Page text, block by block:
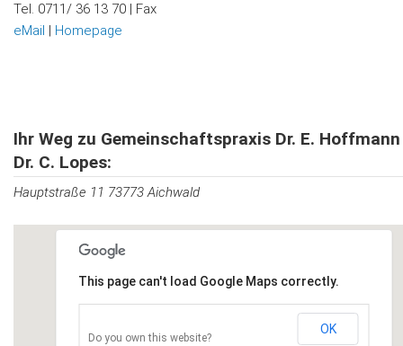
Tel. 0711/ 36 13 70 | Fax
eMail
Homepage
Ihr Weg zu Gemeinschaftspraxis Dr. E.
Dr. C. Lopes:
Hauptstraße 11 73773 Aichwald
This page can't load Google Maps correctly.
Do you own this website?
OK